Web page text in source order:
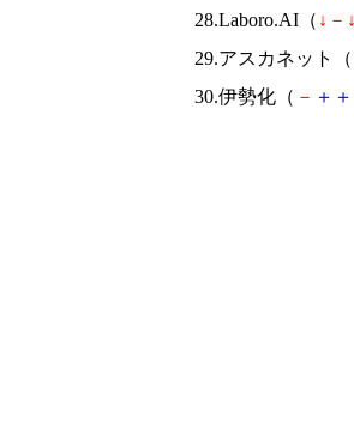
28.Laboro.AI（ ↓ －
29.アスカネット（
30.伊勢化（ － ＋ ＋